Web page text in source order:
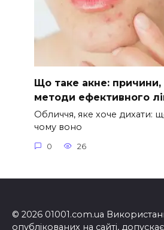
Що таке акне:
методи ефективного
Обличчя, яке хоче дихати:
чому воно
0 26
© 2026 01001.com.ua
опублікованих на сайті,